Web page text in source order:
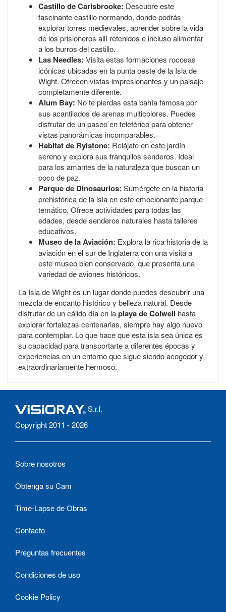
Castillo de Carisbrooke: Descubre este
fascinante castillo normando, donde podrás
explorar torres medievales, aprender sobre la vida
de los prisioneros allí retenidos e incluso alimentar
a los burros del castillo.
Las Needles: Visita estas formaciones rocosas
icónicas ubicadas en la punta oeste de la Isla de
Wight. Ofrecen vistas impresionantes y un paisaje
completamente diferente.
Alum Bay: No te pierdas esta bahía famosa por
sus acantilados de arenas multicolores. Puedes
disfrutar de un paseo en teleférico para obtener
vistas panorámicas incomparables.
Habitat de Rylstone: Relájate en este jardín
sereno y explora sus tranquilos senderos. Ideal
para los amantes de la naturaleza que buscan un
poco de paz.
Parque de Dinosaurios: Sumérgete en la historia
prehistórica de la isla en este emocionante parque
temático. Ofrece actividades para todas las
edades, desde senderos naturales hasta talleres
educativos.
Museo de la Aviación: Explora la rica historia de la
aviación en el sur de Inglaterra con una visita a
este museo bien conservado, que presenta una
variedad de aviones históricos.
La Isla de Wight es un lugar donde puedes descubrir una
mezcla de encanto histórico y belleza natural. Desde
disfrutar de un cálido día en laplaya de Colwell hasta
explorar fortalezas centenarias, siempre hay algo nuevo
para contemplar. Lo que hace que esta isla sea única es
su capacidad para transportarte a diferentes épocas y
experiencias en un entorno que sigue siendo acogedor y
extraordinariamente hermoso.
S.r.l.
Copyright 2011 - 2026
Sobre nosotros
Obtenga su Cam
Time-Lapse de Obras
Contacto
Preguntas frecuentes
Condiciones de uso
Cookie Policy